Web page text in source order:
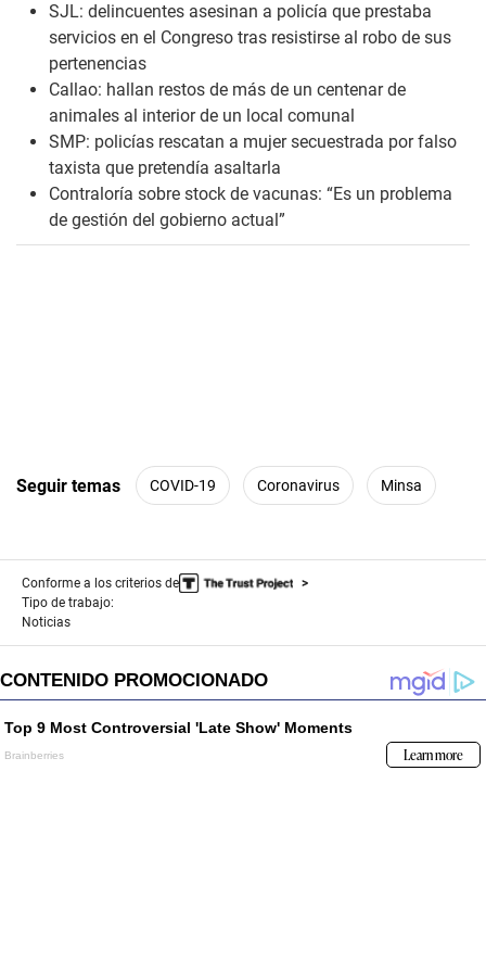
s
SJL: delincuentes asesinan a policía que prestaba
servicios en el Congreso tras resistirse al robo de sus
pertenencias
Callao: hallan restos de más de un centenar de
animales al interior de un local comunal
SMP: policías rescatan a mujer secuestrada por falso
taxista que pretendía asaltarla
Contraloría sobre stock de vacunas: “Es un problema
de gestión del gobierno actual”
Seguir temas COVID-19 Coronavirus Minsa
Conforme a los criterios de
Tipo de trabajo:
Noticias